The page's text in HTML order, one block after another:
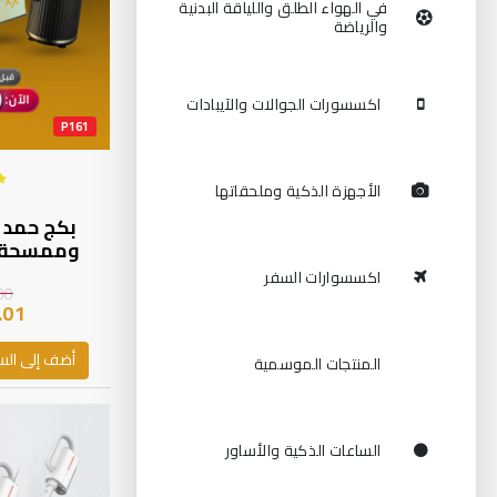
في الهواء الطلق واللياقة البدنية
والرياضة
اكسسورات الجوالات والآيبادات
الأجهزة الذكية وملحقاتها
اكسسوارات السفر
المنتجات الموسمية
الساعات الذكية والأساور
P161
وشاحن
أضف إلى